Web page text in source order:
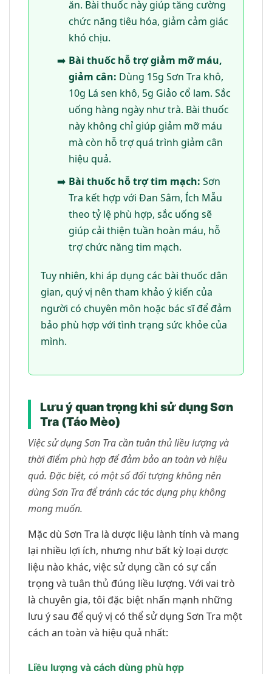
ăn. Bài thuốc này giúp tăng cường
chức năng tiêu hóa, giảm cảm giác
khó chịu.
Bài thuốc hỗ trợ giảm mỡ máu,
giảm cân: Dùng 15g Sơn Tra khô,
10g Lá sen khô, 5g Giảo cổ lam. Sắc
uống hàng ngày như trà. Bài thuốc
này không chỉ giúp giảm mỡ máu
mà còn hỗ trợ quá trình giảm cân
hiệu quả.
Bài thuốc hỗ trợ tim mạch: Sơn
Tra kết hợp với Đan Sâm, Ích Mẫu
theo tỷ lệ phù hợp, sắc uống sẽ
giúp cải thiện tuần hoàn máu, hỗ
trợ chức năng tim mạch.
Tuy nhiên, khi áp dụng các bài thuốc dân
gian, quý vị nên tham khảo ý kiến của
người có chuyên môn hoặc bác sĩ để đảm
bảo phù hợp với tình trạng sức khỏe của
mình.
Lưu ý quan trọng khi sử dụng Sơn
Tra (Táo Mèo)
Việc sử dụng Sơn Tra cần tuân thủ liều lượng và
thời điểm phù hợp để đảm bảo an toàn và hiệu
quả. Đặc biệt, có một số đối tượng không nên
dùng Sơn Tra để tránh các tác dụng phụ không
mong muốn.
Mặc dù Sơn Tra là dược liệu lành tính và mang
lại nhiều lợi ích, nhưng như bất kỳ loại dược
liệu nào khác, việc sử dụng cần có sự cẩn
trọng và tuân thủ đúng liều lượng. Với vai trò
là chuyên gia, tôi đặc biệt nhấn mạnh những
lưu ý sau để quý vị có thể sử dụng Sơn Tra một
cách an toàn và hiệu quả nhất:
Liều lượng và cách dùng phù hợp